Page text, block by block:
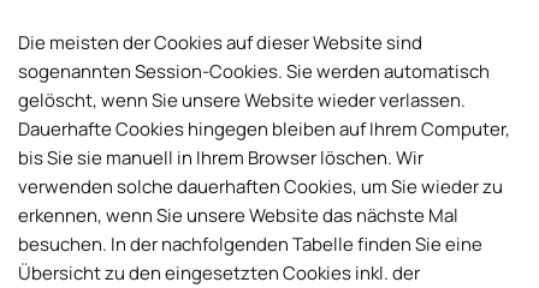
Die meisten der Cookies auf dieser Website sind
sogenannten Session-Cookies. Sie werden automatisch
gelöscht, wenn Sie unsere Website wieder verlassen.
Dauerhafte Cookies hingegen bleiben auf Ihrem Computer,
bis Sie sie manuell in Ihrem Browser löschen. Wir
verwenden solche dauerhaften Cookies, um Sie wieder zu
erkennen, wenn Sie unsere Website das nächste Mal
besuchen. In der nachfolgenden Tabelle finden Sie eine
Übersicht zu den eingesetzten Cookies inkl. der